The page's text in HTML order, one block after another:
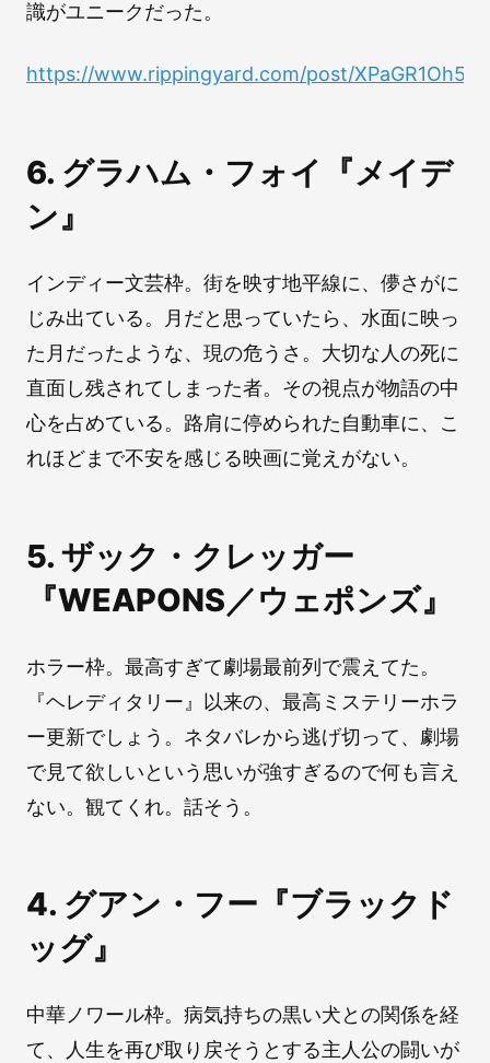
識がユニークだった。
https://www.rippingyard.com/post/
6. グラハム・フォイ『メイデ
ン』
インディー文芸枠。街を映す地平線に、儚さがに
じみ出ている。月だと思っていたら、水面に映っ
た月だったような、現の危うさ。大切な人の死に
直面し残されてしまった者。その視点が物語の中
心を占めている。路肩に停められた自動車に、こ
れほどまで不安を感じる映画に覚えがない。
5. ザック・クレッガー
『WEAPONS／ウェポンズ』
ホラー枠。最高すぎて劇場最前列で震えてた。
『ヘレディタリー』以来の、最高ミステリーホラ
ー更新でしょう。ネタバレから逃げ切って、劇場
で見て欲しいという思いが強すぎるので何も言え
ない。観てくれ。話そう。
4. グアン・フー『ブラックド
ッグ』
中華ノワール枠。病気持ちの黒い犬との関係を経
て、人生を再び取り戻そうとする主人公の闘いが